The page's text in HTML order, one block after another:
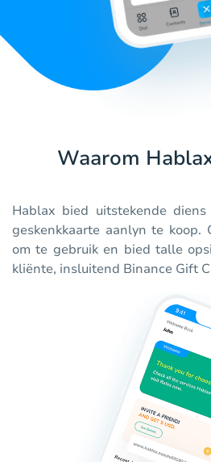
Waarom
Hablax bied uitstekende
geskenkkaarte aanlyn te
om te gebruik en bied talle
kliënte, insluitend Binance Gift